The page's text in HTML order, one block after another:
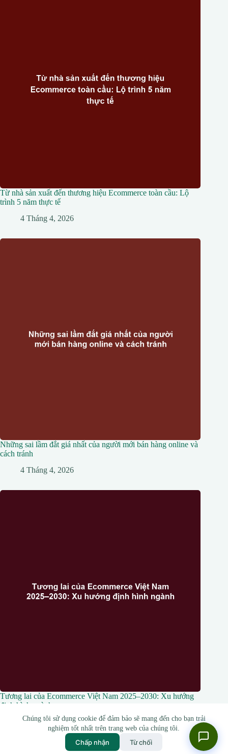
Chúng tôi sử dụng cookie để đảm bảo sẽ mang đến cho bạn trải
nghiệm tốt nhất trên trang web của chúng tôi.
Chấp nhận Từ chối
Từ nhà sản xuất đến thương hiệu Ecommerce toàn cầu: Lộ
trình 5 năm thực tế
4 Tháng 4, 2026
Những sai lầm đắt giá nhất của người mới bán hàng online và
cách tránh
4 Tháng 4, 2026
Tương lai của Ecommerce Việt Nam 2025–2030: Xu hướng
định hình ngành
4 Tháng 4, 2026